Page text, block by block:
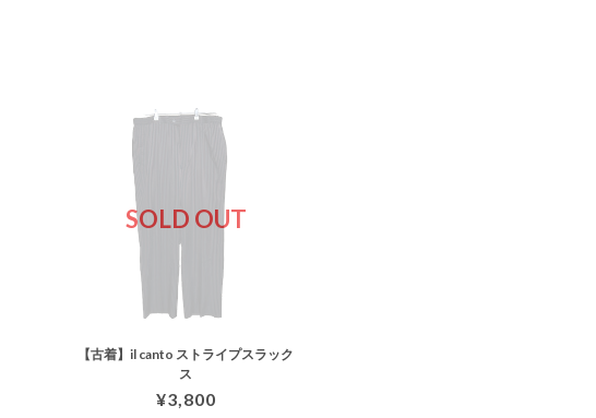
SOLD OUT
【古着】il canto ストライプスラック
ス
¥3,800